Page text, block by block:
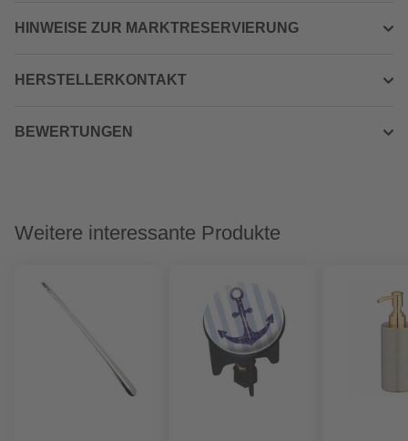
HINWEISE ZUR MARKTRESERVIERUNG
HERSTELLERKONTAKT
BEWERTUNGEN
Weitere interessante Produkte